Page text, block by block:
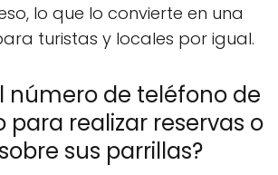
lo que lo convierte en una
turistas y locales por igual.
número de teléfono de
para realizar reservas o
sus parrillas?